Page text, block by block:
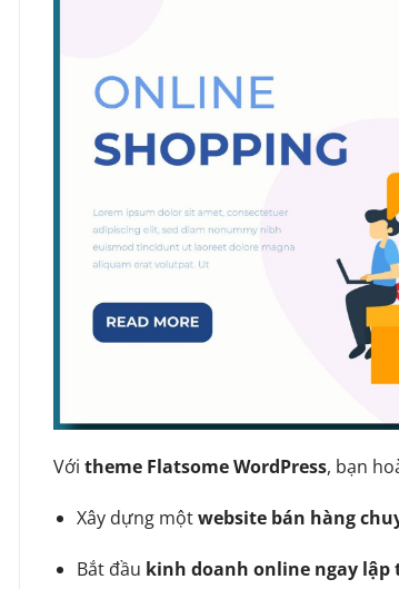
Với theme Flatsome WordPress, bạn
Xây dựng mộtwebsite bán hàng
Bắt đầu kinh doanh online ngay lập